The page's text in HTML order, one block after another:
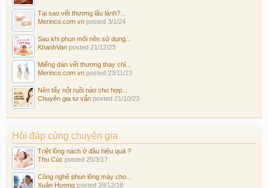
Tại sao vết thương lâu lành?...
Merinco.com.vn posted 3/1/24
Sau khi phun môi nên sử dụng...
KhanhVan posted 21/12/23
Miếng dán vết thương thay chỉ...
Merinco.com.vn posted 23/11/23
Nên tẩy nốt ruồi nào cho hợp...
Chuyên gia tư vấn posted 21/10/23
Hỏi đáp cùng chuyên gia
Triệt lông nách ở đâu hiệu quả ?
Thu Cúc posted 25/3/17
Công nghệ phun lông mày cho...
Xuân Hương posted 28/12/16